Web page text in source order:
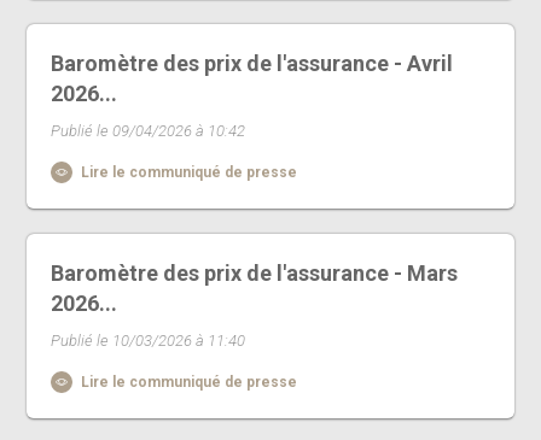
Baromètre des prix de l'assurance - Avril
2026...
Publié le 09/04/2026 à 10:42
Lire le communiqué de presse
Baromètre des prix de l'assurance - Mars
2026...
Publié le 10/03/2026 à 11:40
Lire le communiqué de presse